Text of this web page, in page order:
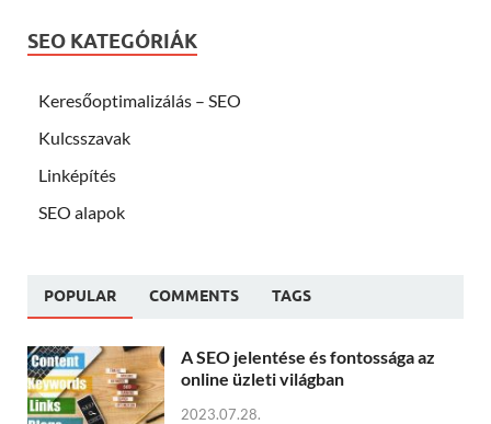
SEO KATEGÓRIÁK
Keresőoptimalizálás – SEO
Kulcsszavak
Linképítés
SEO alapok
POPULAR COMMENTS TAGS
A SEO jelentése és fontossága az
online üzleti világban
2023.07.28.